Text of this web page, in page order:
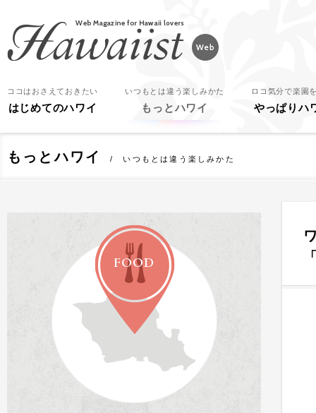
ココはおさえておきたい
はじめてのハワイ
いつもとは違う楽しみかた
もっとハワイ
ロコ気分で楽園
やっぱりハ
もっとハワイ いつもとは違う楽しみかた
FOOD